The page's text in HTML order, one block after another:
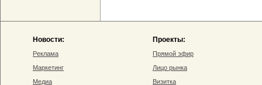
Новости:
Реклама
Маркетинг
Медиа
Проекты:
Прямой эфир
Лицо рынка
Визитка